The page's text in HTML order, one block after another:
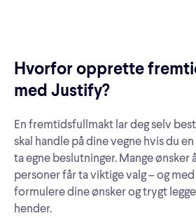
Hvorfor opprette
med Justify?
En fremtidsfullmakt lar deg selv
skal handle på dine vegne hvis du
ta egne beslutninger. Mange ønsker
personer får ta viktige valg – og
formulere dine ønsker og trygt
hender.